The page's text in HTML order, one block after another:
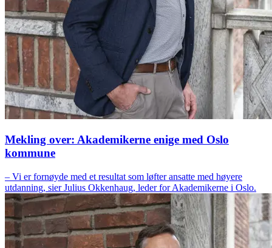
Mekling over: Akademikerne enige med Oslo
kommune
– Vi er fornøyde med et resultat som løfter ansatte med høyere
utdanning, sier Julius Okkenhaug, leder for Akademikerne i Oslo.